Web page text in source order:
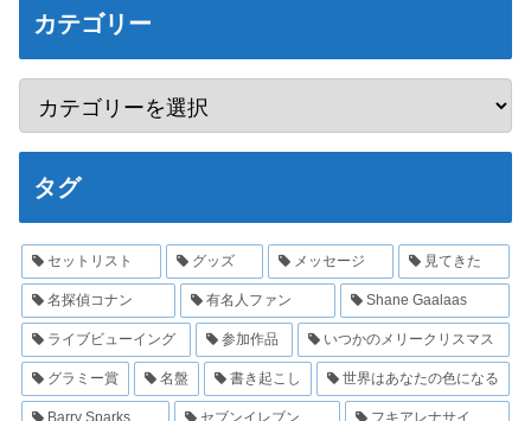
カテゴリー
タグ
セットリスト グッズ メッセージ 見てきた
名探偵コナン 有名人ファン Shane Gaalaas
ライブビューイング 参加作品 いつかのメリークリスマス
グラミー賞 名盤 書き起こし 世界はあなたの色になる
Barry Sparks セブンイレブン フキアレナサイ